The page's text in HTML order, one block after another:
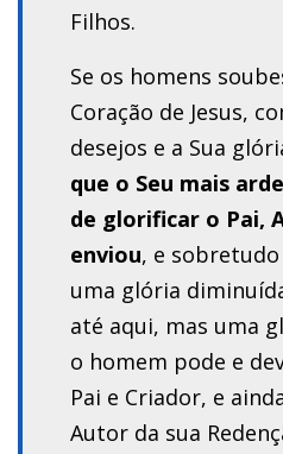
Filhos.
Se os homens
Coração de Jesus,
desejos e a Sua
que o Seu mais
de glorificar o Pai,
enviou, e
uma glória
até aqui, mas uma
o homem pode e
Pai e Criador, e
Autor da sua